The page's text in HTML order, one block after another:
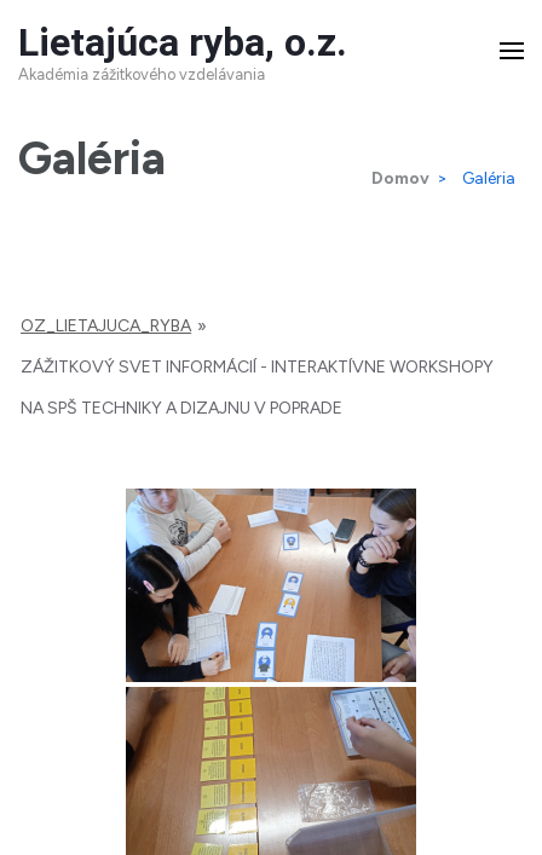
Skip
to
(Press
Enter)
Lietajúca ryba, o.z.
Akadémia zážitkového vzdelávania
Galéria Domov > Galéria
OZ_LIETAJUCA_RYBA »
ZÁŽITKOVÝ SVET INFORMÁCIÍ - INTERAKTÍVNE WORKSHOPY
NA SPŠ TECHNIKY A DIZAJNU V POPRADE